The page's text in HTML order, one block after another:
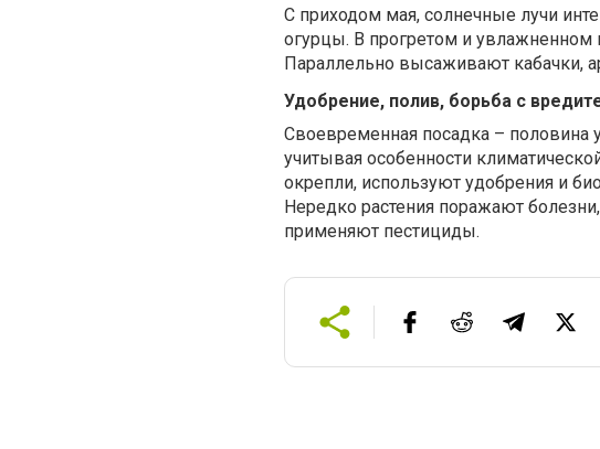
С приходом мая, солнечные лучи
огурцы. В прогретом и увлажненном
Параллельно высаживают кабачки,
Удобрение, полив, борьба с
Своевременная посадка – половина
учитывая особенности
окрепли, используют удобрения и
Нередко растения поражают
применяют пестициды.